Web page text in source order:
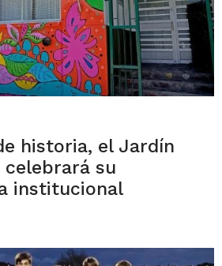
historia, el Jardín
celebrará su
institucional